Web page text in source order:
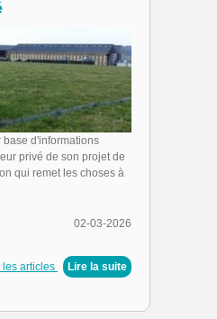
base d'informations
privé de son projet de
qui remet les choses à
02-03-2026
les articles Lire la suite